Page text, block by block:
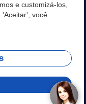
E TRIBUTAÇÃO
e customizá-los,
'Aceitar', você